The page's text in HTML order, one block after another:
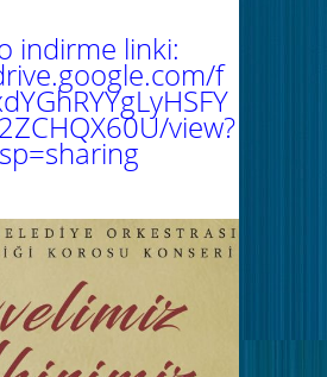
indirme linki:
f
view?